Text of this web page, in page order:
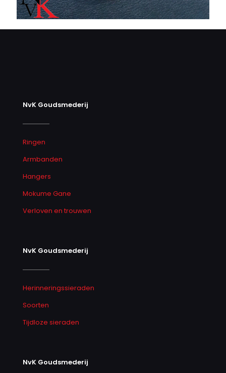
NvK Goudsmederij
Ringen
Armbanden
Hangers
Mokume Gane
Verloven en trouwen
NvK Goudsmederij
Herinneringssieraden
Soorten
Tijdloze sieraden
NvK Goudsmederij